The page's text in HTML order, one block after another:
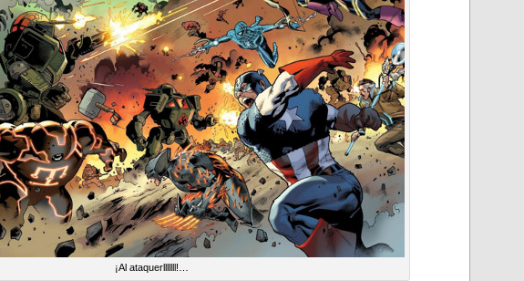
¡Al ataquerlllllll!…